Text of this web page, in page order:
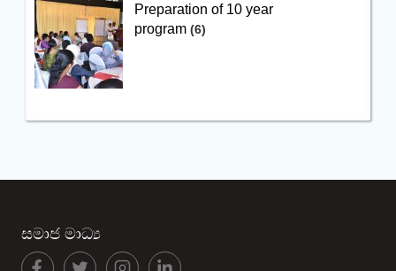
Preparation of 10 year
program(6)
සමාජ මාධ්‍ය